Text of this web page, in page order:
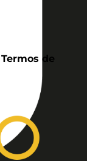
de